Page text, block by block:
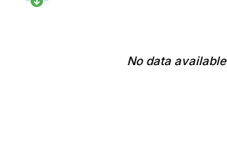
No data available